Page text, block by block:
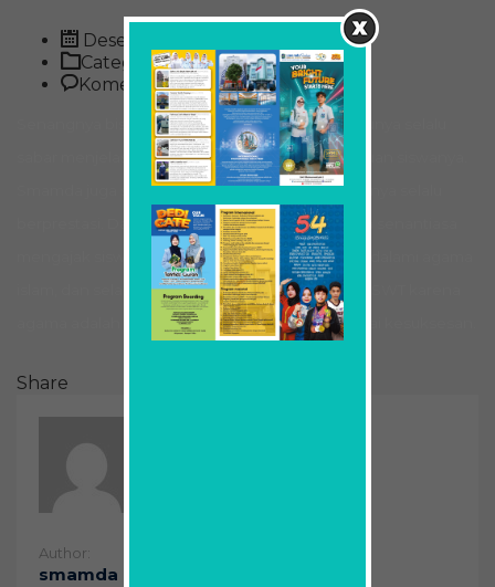
Desember 4, 2015
Category:
Komentar Dinonaktifkanpada
Al
Athaya
Naufal
Hakim,
Mesin
dan
Dirgantara
Institut
Teknologi
Bandung
Senangnya bisa sekolah di Smamda karena gurunya selalu
sabar menjelaskan dan memuaskan keingintahuan siswanya.
Smamda juga selalu memotivasi agar siswa siswinya selalu
berprestasi. Dan sebagai sekolah islam, smamda senantiasa
mengajak siswanya untuk tertib beribadah, mendalami agama
islam, dan selalu mendekatkan diri kepada Allah SWT karena
agama adalah pondasi yang kuat untuk mencapai kesuksesan.
Share
Author:
smamda